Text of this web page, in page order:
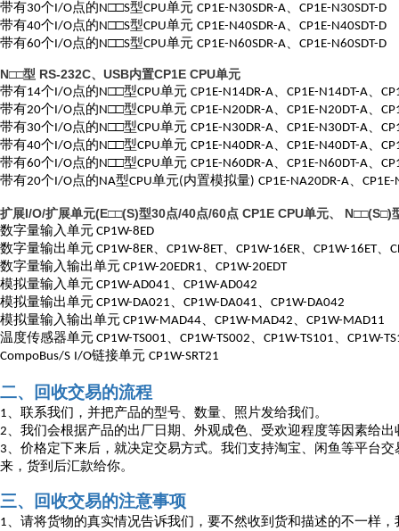
带有30个I/O点的N□□S型CPU单元 CP1E-N30SDR-A CP1E-N30SDT-D
带有40个I/O点的N□□S型CPU单元 CP1E-N40SDR-A CP1E-N40SDT-D
带有60个I/O点的N□□S型CPU单元 CP1E-N60SDR-A CP1E-N60SDT-D
N□□型 RS-232C、 USB内置CP1E CPU单元
带有14个I/O点的N□□型CPU单元 CP1E-N14DR-A CP1E-N14DT-A
带有20个I/O点的N□□型CPU单元 CP1E-N20DR-A CP1E-N20DT-A
带有30个I/O点的N□□型CPU单元 CP1E-N30DR-A CP1E-N30DT-A
带有40个I/O点的N□□型CPU单元 CP1E-N40DR-A CP1E-N40DT-A
带有60个I/O点的N□□型CPU单元 CP1E-N60DR-A CP1E-N60DT-A
带有20个I/O点的NA型CPU单元(内置模拟量) CP1E-NA20DR-A CP1E-
扩展I/O/扩展单元(E□□(S)型30点/40点/60点 CP1E CPU单元、 N□□(S□)
数字量输入单元 CP1W-8ED
数字量输出单元 CP1W-8ER CP1W-8ET、 CP1W-16ER CP1W-16ET、
数字量输入输出单元 CP1W-20EDR1 CP1W-20EDT
模拟量输入单元 CP1W-AD041 CP1W-AD042
模拟量输出单元 CP1W-DA021 CP1W-DA041 CP1W-DA042
模拟量输入输出单元 CP1W-MAD44 CP1W-MAD42 CP1W-MAD11
温度传感器单元 CP1W-TS001 CP1W-TS002 CP1W-TS101
CP1W-
CompoBus/S I/O链接单元 CP1W-SRT21
二、回收交易的流程
1 、联系我们，并把产品的型号、数量、照片发给我们。
2 、我们会根据产品的出厂日期、外观成色、受欢迎程度等因素给出
3 、价格定下来后，就决定交易方式。我们支持淘宝、闲鱼等平台
来，货到后汇款给你。
三、回收交易的注意事项
1 、请将货物的真实情况告诉我们，要不然收到货和描述的不一样